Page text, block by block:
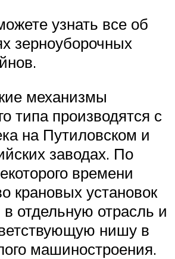
узнать все об
зерноуборочных
механизмы
типа производятся с
на Путиловском и
заводах. По
времени
крановых установок
отдельную отрасль и
нишу в
машиностроения.